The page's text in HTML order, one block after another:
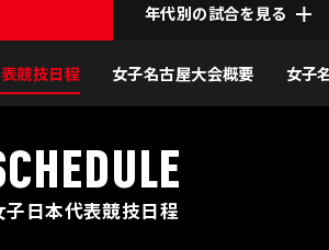
年代別の試合を見る
競技日程 女子名古屋大会概要 女子
子日本代表競技日程